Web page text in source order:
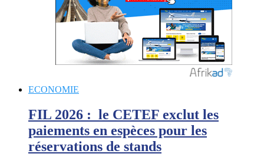
ECONOMIE
FIL 2026 : le CETEF exclut les
paiements en espèces pour les
réservations de stands